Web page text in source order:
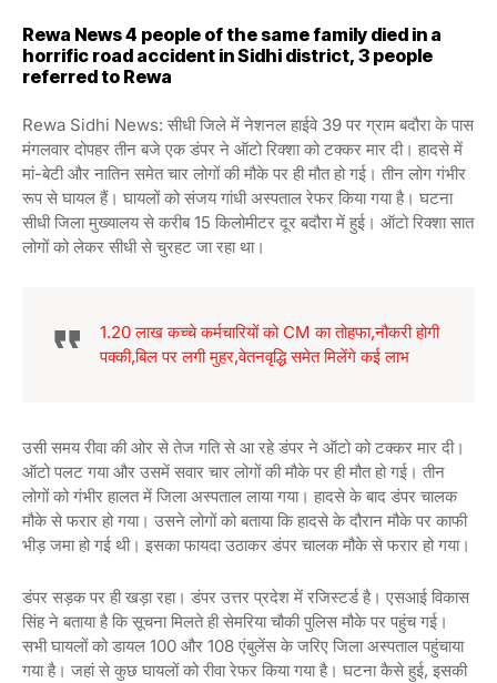
Rewa News 4 people of the same family died in a
horrific road accident in Sidhi district, 3 people
referred to Rewa
Rewa Sidhi News: सीधी जिले में नेशनल हाईवे 39 पर ग्राम बदौरा के पास
मंगलवार दोपहर तीन बजे एक डंपर ने ऑटो रिक्शा को टक्कर मार दी। हादसे में
मां-बेटी और नातिन समेत चार लोगों की मौके पर ही मौत हो गई। तीन लोग गंभीर
रूप से घायल हैं। घायलों को संजय गांधी अस्पताल रेफर किया गया है। घटना
सीधी जिला मुख्यालय से करीब 15 किलोमीटर दूर बदौरा में हुई। ऑटो रिक्शा सात
लोगों को लेकर सीधी से चुरहट जा रहा था।
1.20 लाख कच्चे कर्मचारियों को CM का तोहफा,नौकरी होगी
पक्की,बिल पर लगी मुहर,वेतनवृद्धि समेत मिलेंगे कई लाभ
उसी समय रीवा की ओर से तेज गति से आ रहे डंपर ने ऑटो को टक्कर मार दी।
ऑटो पलट गया और उसमें सवार चार लोगों की मौके पर ही मौत हो गई। तीन
लोगों को गंभीर हालत में जिला अस्पताल लाया गया। हादसे के बाद डंपर चालक
मौके से फरार हो गया। उसने लोगों को बताया कि हादसे के दौरान मौके पर काफी
भीड़ जमा हो गई थी। इसका फायदा उठाकर डंपर चालक मौके से फरार हो गया।
डंपर सड़क पर ही खड़ा रहा। डंपर उत्तर प्रदेश में रजिस्टर्ड है। एसआई विकास
सिंह ने बताया है कि सूचना मिलते ही सेमरिया चौकी पुलिस मौके पर पहुंच गई।
सभी घायलों को डायल 100 और 108 एंबुलेंस के जरिए जिला अस्पताल पहुंचाया
गया है। जहां से कुछ घायलों को रीवा रेफर किया गया है। घटना कैसे हुई, इसकी